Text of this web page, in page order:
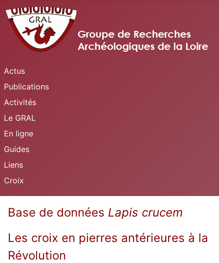
Actus
Publications
Activités
Le GRAL
En ligne
Guides
Liens
Croix
Base de données Lapis crucem
Les croix en pierres antérieures à la
Révolution